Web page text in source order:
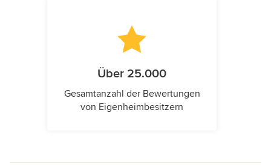
Über 25.000
Gesamtanzahl der Bewertungen
von Eigenheimbesitzern